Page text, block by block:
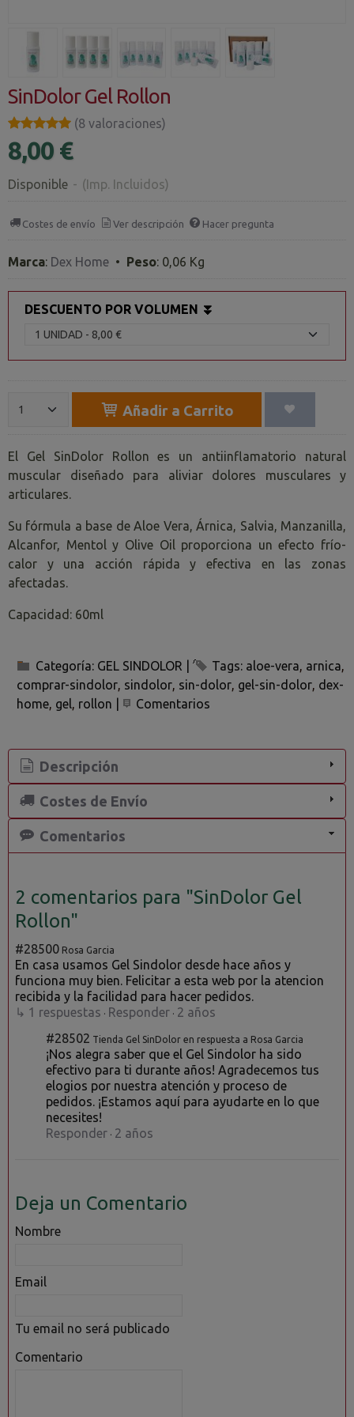
SinDolor Gel Rollon
★★★★★
★★★★★ (8 valoraciones)
8,00 €
Disponible - (Imp. Incluidos)
Costes de envío Ver descripción Hacer pregunta
Marca: Dex Home • Peso: 0,06 Kg
DESCUENTO POR VOLUMEN ⏬
Añadir a Carrito
El Gel SinDolor Rollon es un antiinflamatorio natural
muscular diseñado para aliviar dolores musculares y
articulares.
Su fórmula a base de Aloe Vera, Árnica, Salvia, Manzanilla,
Alcanfor, Mentol y Olive Oil proporciona un efecto frío-
calor y una acción rápida y efectiva en las zonas
afectadas.
Capacidad: 60ml
Categoría: GEL SINDOLOR Tags: aloe-vera arnica
comprar-sindolor sindolor sin-dolor gel-sin-dolor dex-
home gel rollon Comentarios
Descripción
Costes de Envío
Comentarios
2 comentarios para "SinDolor Gel
Rollon"
#28500 Rosa Garcia
En casa usamos Gel Sindolor desde hace años y
funciona muy bien. Felicitar a esta web por la atencion
recibida y la facilidad para hacer pedidos.
↳ 1 respuestas · Responder · 2 años
#28502
Tienda Gel SinDolor en respuesta a Rosa Garcia
¡Nos alegra saber que el Gel Sindolor ha sido
efectivo para ti durante años! Agradecemos tus
elogios por nuestra atención y proceso de
pedidos. ¡Estamos aquí para ayudarte en lo que
necesites!
Responder · 2 años
Deja un Comentario
Nombre
Email
Tu email no será publicado
Comentario